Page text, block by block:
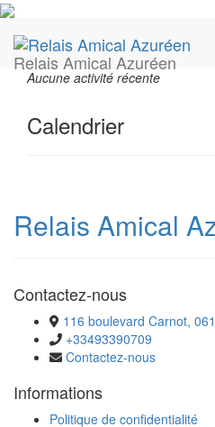
Relais Amical Azuréen
Aucune activité récente
Calendrier
Relais Amical
Contactez-nous
116 boulevard Carnot,
+33493390709
Contactez-nous
Informations
Politique de confidentialité